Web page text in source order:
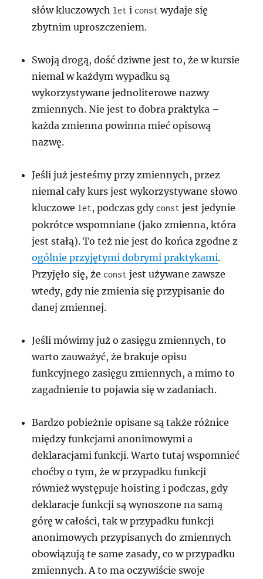
słów kluczowych let i const wydaje się
zbytnim uproszczeniem.
Swoją drogą, dość dziwne jest to, że w kursie
niemal w każdym wypadku są
wykorzystywane jednoliterowe nazwy
zmiennych. Nie jest to dobra praktyka –
każda zmienna powinna mieć opisową
nazwę.
Jeśli już jesteśmy przy zmiennych, przez
niemal cały kurs jest wykorzystywane słowo
kluczowe let, podczas gdy const jest jedynie
pokrótce wspomniane (jako zmienna, która
jest stałą). To też nie jest do końca zgodne z
ogólnie przyjętymi dobrymi praktykami.
Przyjęło się, że const jest używane zawsze
wtedy, gdy nie zmienia się przypisanie do
danej zmiennej.
Jeśli mówimy już o zasięgu zmiennych, to
warto zauważyć, że brakuje opisu
funkcyjnego zasięgu zmiennych, a mimo to
zagadnienie to pojawia się w zadaniach.
Bardzo pobieżnie opisane są także różnice
między funkcjami anonimowymi a
deklaracjami funkcji. Warto tutaj wspomnieć
choćby o tym, że w przypadku funkcji
również występuje hoisting i podczas, gdy
deklaracje funkcji są wynoszone na samą
górę w całości, tak w przypadku funkcji
anonimowych przypisanych do zmiennych
obowiązują te same zasady, co w przypadku
zmiennych. A to ma oczywiście swoje